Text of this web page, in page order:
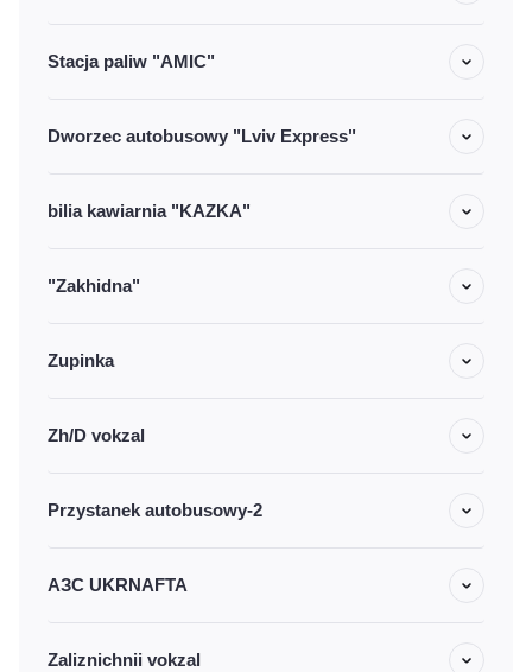
Stacja paliw "AMIC"
Dworzec autobusowy "Lviv Express"
bilia kawiarnia "KAZKA"
"Zakhidna"
Zupinka
Zh/D vokzal
Przystanek autobusowy-2
АЗС UKRNAFTA
Zaliznichnii vokzal